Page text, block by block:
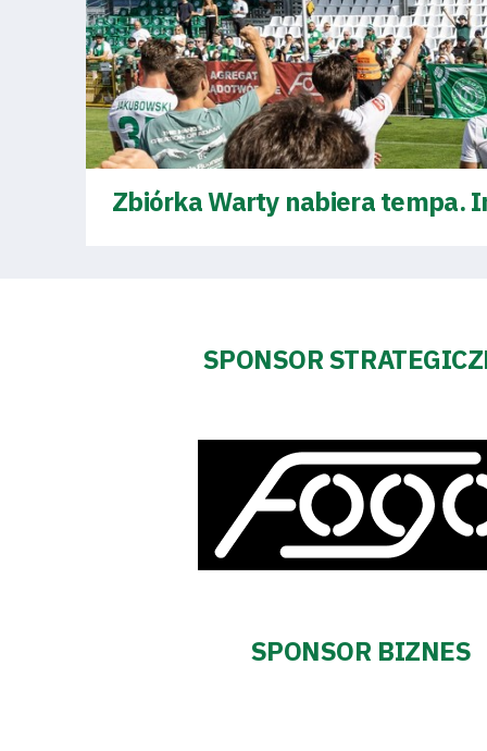
Fundacja
Biznes
Sklep
Sponsorzy
Zbiórka Warty nabiera tempa.
SPONSOR
SPONSOR BIZNES